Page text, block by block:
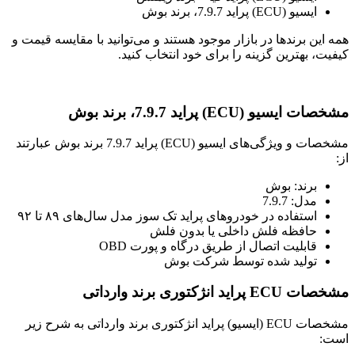
ایسیو (ECU) پراید 7.9.7، برند بوش
همه این برندها در بازار موجود هستند و می‌توانید با مقایسه قیمت و
کیفیت، بهترین گزینه را برای خود انتخاب کنید.
مشخصات ایسیو (ECU) پراید 7.9.7، برند بوش
مشخصات و ویژگی‌های ایسیو (ECU) پراید 7.9.7 برند بوش عبارتند
از:
برند: بوش
مدل: 7.9.7
استفاده در خودروهای پراید تک سوز مدل سال‌های ۸۹ تا ۹۲
حافظه فلش داخلی یا بدون فلش
قابلیت اتصال از طریق درگاه و پورت OBD
تولید شده توسط شرکت بوش
مشخصات ECU پراید انژکتوری برند وارداتی
مشخصات ECU (ایسیو) پراید انژکتوری برند وارداتی به شرح زیر
است: